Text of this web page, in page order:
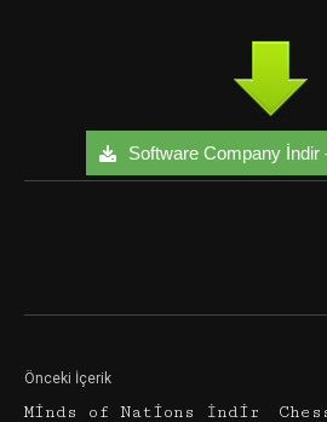
Software Company İndir
Önceki İçerik
Minds of Nations İndir